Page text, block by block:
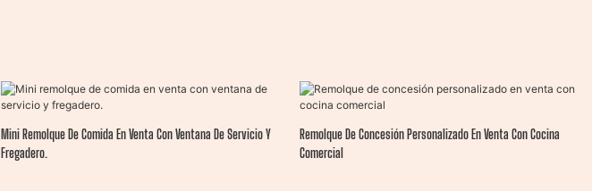
Mini Remolque De Comida En Venta Con Ventana De Servicio Y
Fregadero.
Remolque De Concesión Personalizado En Venta Con Cocina
Comercial